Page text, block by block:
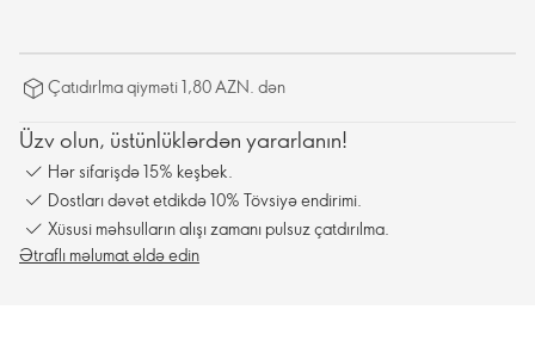
Çatıdırlma qiyməti 1,80 AZN. dən
Üzv olun, üstünlüklərdən yararlanın!
Hər sifarişdə 15% keşbek.
Dostları dəvət etdikdə 10% Tövsiyə endirimi.
Xüsusi məhsulların alışı zamanı pulsuz çatdırılma.
Ətraflı məlumat əldə edin